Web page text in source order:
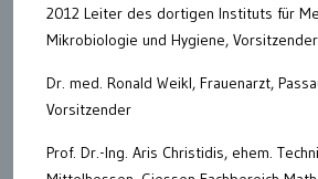
2012 Leiter des dortigen Instituts für
Mikrobiologie und Hygiene, Vorsitzender
Dr. med. Ronald Weikl, Frauenarzt,
Vorsitzender
Prof. Dr.-Ing. Aris Christidis, ehem.